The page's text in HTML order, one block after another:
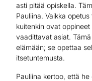
asti pitää opiskella.
Pauliina. Vaikka
kuitenkin ovat
vaadittavat asiat.
elämään; se opettaa
itsetuntemusta.
Pauliina kertoo, että